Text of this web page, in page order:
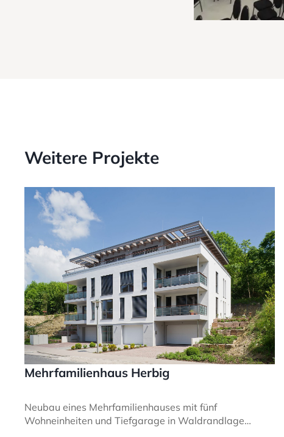
Weitere Projekte
Mehrfamilienhaus Herbig
Neubau eines Mehrfamilienhauses mit fünf
Wohneinheiten und Tiefgarage in Waldrandlage